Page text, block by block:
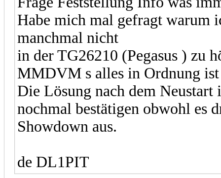
Habe mich mal gefragt warum
manchmal nicht
in der TG26210 (Pegasus ) zu
MMDVM s alles in Ordnung
Die Lösung nach dem Neustart
nochmal bestätigen obwohl es
Showdown aus.
de DL1PIT